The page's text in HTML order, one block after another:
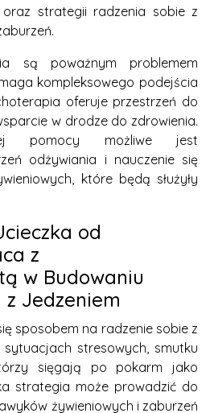
strategii radzenia sobie z
są poważnym problemem
kompleksowego podejścia
oferuje przestrzeń do
w drodze do zdrowienia.
pomocy możliwe jest
odżywiania i nauczenie się
które będą służyły
od
z
w Budowaniu
Jedzeniem
sposobem na radzenie sobie z
stresowych, smutku
sięgają po pokarm jako
strategia może prowadzić do
żywieniowych i zaburzeń